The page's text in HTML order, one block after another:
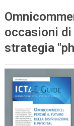
occasioni
strategia